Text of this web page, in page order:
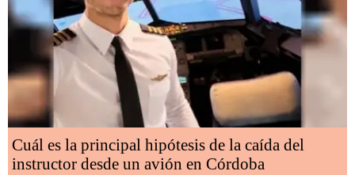
Cuál es la principal hipótesis de la caída del
instructor desde un avión en Córdoba